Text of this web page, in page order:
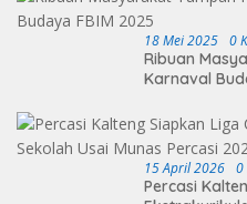
18 Mei 2025 0
Ribuan
Karnaval
15 April 2026 0
Percasi